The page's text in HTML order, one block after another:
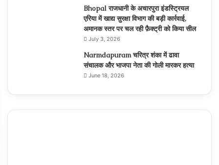
Bhopal राजधानी के अचारपुरा इंडस्ट्रियल
एरिया में खाद्य सुरक्षा विभाग की बड़ी कार्रवाई,
अमानक स्तर पर चल रही फ़ैक्ट्री को किया सील
July 3, 2026
Narmdapuram चरित्र शंका में ढावा
संचालक और भाजपा नेता की गोली मारकर हत्या
June 18, 2026